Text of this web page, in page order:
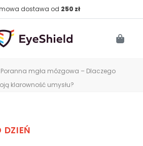
dostawa od 250 zł
Poranna mgła mózgowa – Dlaczego
klarowność umysłu?
DZIEŃ